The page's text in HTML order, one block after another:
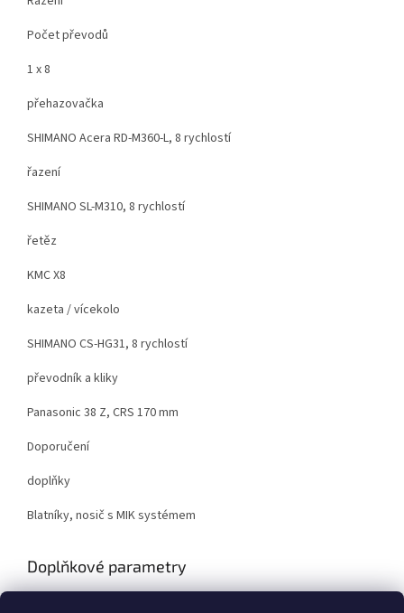
Počet převodů
1 x 8
přehazovačka
SHIMANO Acera RD-M360-L, 8 rychlostí
řazení
SHIMANO SL-M310, 8 rychlostí
řetěz
KMC X8
kazeta / vícekolo
SHIMANO CS-HG31, 8 rychlostí
převodník a kliky
Panasonic 38 Z, CRS 170 mm
Doporučení
doplňky
Blatníky, nosič s MIK systémem
Doplňkové parametry